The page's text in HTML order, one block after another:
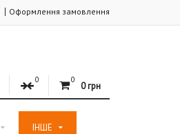
Оформлення замовлення
0 0
0 грн
ІНШЕ